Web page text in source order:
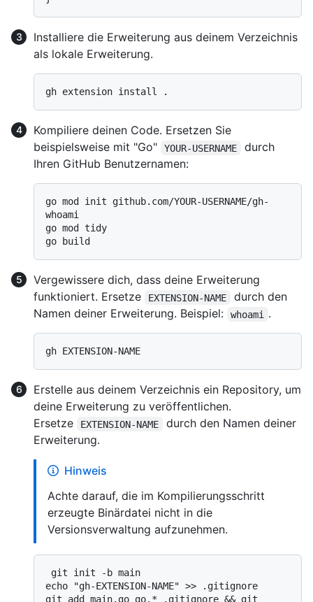
Installiere die Erweiterung aus deinem Verzeichnis
als lokale Erweiterung.
Kompiliere deinen Code. Ersetzen Sie
beispielsweise mit "Go"
YOUR-USERNAME
durch
Ihren GitHub Benutzernamen:
go mod init github.com/YOUR-USERNAME/gh-
whoami
go mod tidy
Vergewissere dich, dass deine Erweiterung
funktioniert. Ersetze
EXTENSION-NAME
durch den
Namen deiner Erweiterung. Beispiel:
whoami .
Erstelle aus deinem Verzeichnis ein Repository, um
deine Erweiterung zu veröffentlichen.
Ersetze
EXTENSION-NAME
durch den Namen deiner
Erweiterung.
Hinweis
Achte darauf, die im Kompilierungsschritt
erzeugte Binärdatei nicht in die
Versionsverwaltung aufzunehmen.
echo "gh-EXTENSION-NAME" >> .gitignore
git add main.go go.* .gitignore && git